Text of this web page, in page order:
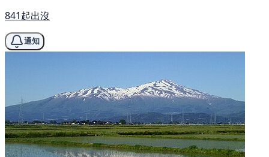
841起出沒
通知